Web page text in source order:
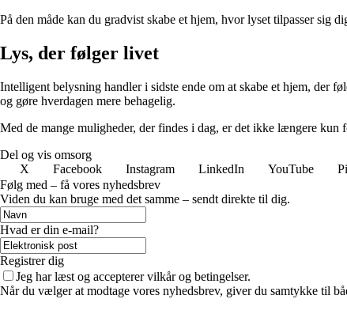
På den måde kan du gradvist skabe et hjem, hvor lyset tilpasser sig
Lys, der følger livet
Intelligent belysning handler i sidste ende om at skabe et hjem, der
og gøre hverdagen mere behagelig.
Med de mange muligheder, der findes i dag, er det ikke længere
Del og vis omsorg
X
Facebook Instagram LinkedIn YouTube
Følg med – få vores nyhedsbrev
Viden du kan bruge med det samme – sendt direkte til dig.
Hvad er din e-mail?
Registrer dig
Jeg har læst og accepterer vilkår og betingelser.
Når du vælger at modtage vores nyhedsbrev, giver du samtykke til